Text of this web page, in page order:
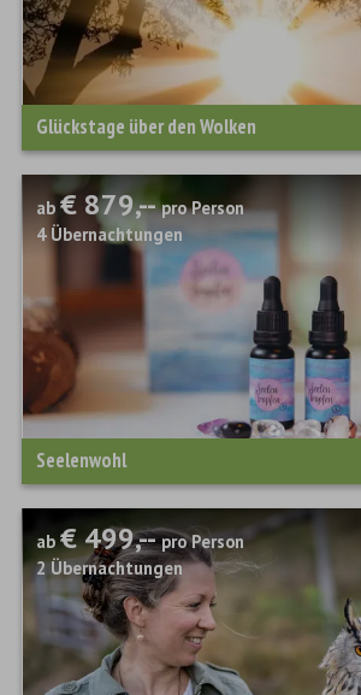
Glückstage über den Wolken
Seelenwohl
ab€ 879,-- pro Person
4 Übernachtungen
ab€ 499,-- pro Person
2 Übernachtungen